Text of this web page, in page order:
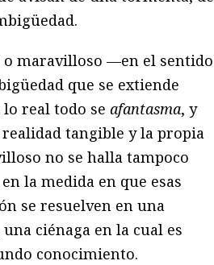
o maravilloso —en el sentido
que se extiende
real todo se afantasma, y
tangible y la propia
no se halla tampoco
la medida en que esas
se resuelven en una
ciénaga en la cual es
conocimiento.